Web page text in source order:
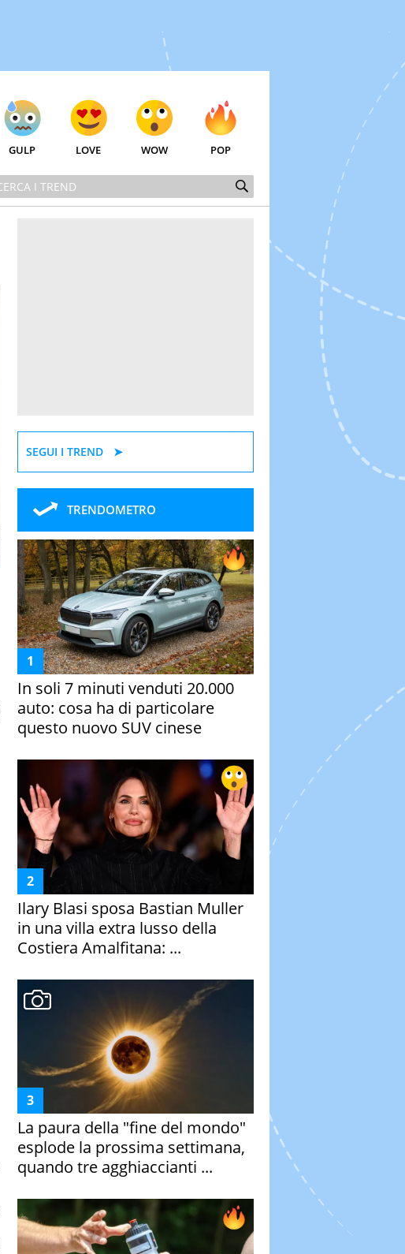
GULP LOVE WOW POP
SEGUI I TREND
TRENDOMETRO
In soli 7 minuti venduti 20.000
auto: cosa ha di particolare
questo nuovo SUV cinese
Ilary Blasi sposa Bastian Muller
in una villa extra lusso della
Costiera Amalfitana: ...
La paura della "fine del mondo"
esplode la prossima settimana,
quando tre agghiaccianti ...